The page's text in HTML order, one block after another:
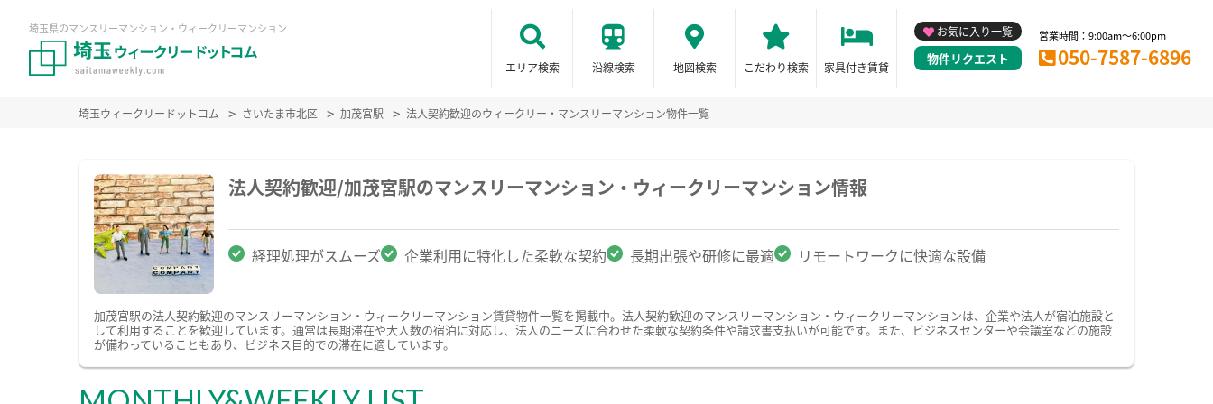
埼玉県のマンスリーマンション・ウィークリーマンション
エリア検索 沿線検索 地図検索 こだわり検索 家具付き賃貸
お気に入り一覧
物件リクエスト
営業時間：9:00am～6:00pm
050-7587-6896
埼玉ウィークリードットコム さいたま市北区 加茂宮駅 法人契約歓迎のウィークリー・マンスリーマンション物件一覧
法人契約歓迎/加茂宮駅のマンスリーマンション・ウィークリーマンション情報
経理処理がスムーズ 企業利用に特化した柔軟な契約 長期出張や研修に最適 リモートワークに快適な設備
加茂宮駅の法人契約歓迎のマンスリーマンション・ウィークリーマンション賃貸物件一覧を掲載中。法人契約歓迎のマンスリーマンション・ウィークリーマンションは、企業や法人が宿泊施設と
して利用することを歓迎しています。通常は長期滞在や大人数の宿泊に対応し、法人のニーズに合わせた柔軟な契約条件や請求書支払いが可能です。また、ビジネスセンターや会議室などの施設
が備わっていることもあり、ビジネス目的での滞在に適しています。